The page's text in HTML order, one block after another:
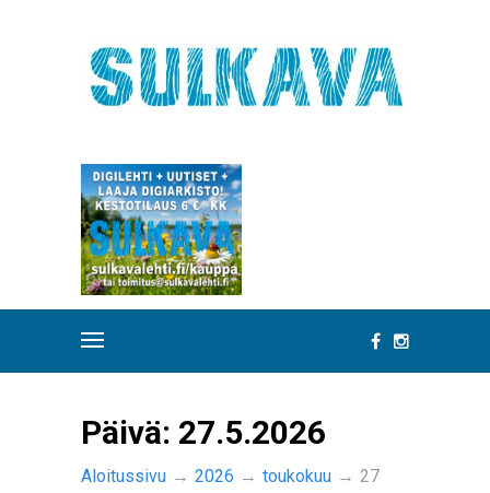
Päivä: 27.5.2026
Aloitussivu → 2026 → toukokuu → 27